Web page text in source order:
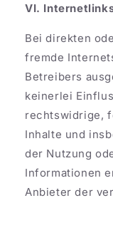
VI.
Bei direkten
fremde
Betreibers
keinerlei
rechtswidrige,
Inhalte und
der Nutzung
Informationen
Anbieter der